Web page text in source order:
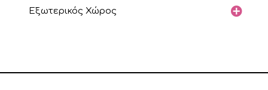
Εξωτερικός Χώρος